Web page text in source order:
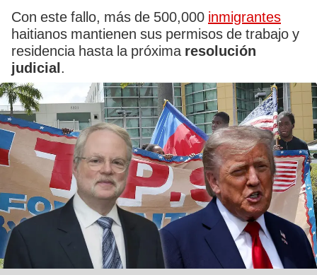
Con este fallo, más de 500,000 inmigrantes
haitianos mantienen sus permisos de trabajo y
residencia hasta la próxima resolución
judicial.